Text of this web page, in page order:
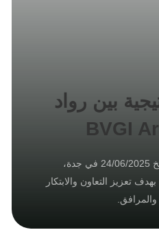
بين رواد
تم توقيع مذكرة تفاهم بتاريخ 24/06/2025 في جدة،
تعزيز التعاون والابتكار